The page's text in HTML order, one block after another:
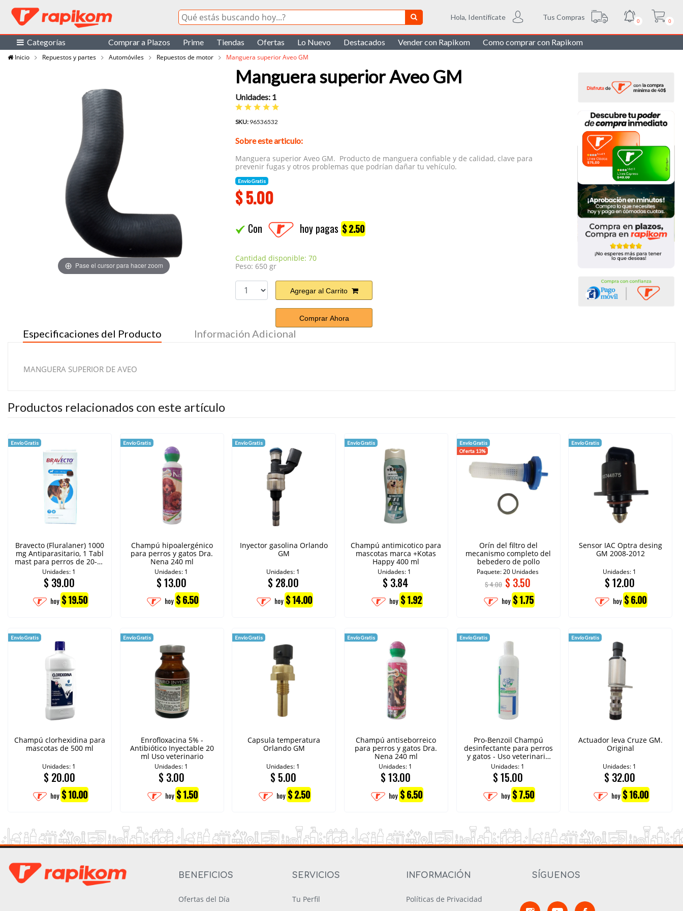
Hola, Identifícate Tus Compras 0 0
Categorías Comprar a Plazos Prime Tiendas Ofertas Lo Nuevo Destacados Vender con Rapikom Como comprar con Rapikom
Inicio Repuestos y partes Automóviles Repuestos de motor Manguera superior Aveo GM
Pase el cursor para hacer zoom
Manguera superior Aveo GM
Unidades: 1
SKU: 96536532
Sobre este articulo:
Manguera superior Aveo GM. Producto de manguera confiable y de calidad, clave para
prevenir fugas y otros problemas que podrían dañar tu vehículo.
Envío Gratis
$5.00
Con hoy pagas$ 2.50
Cantidad disponible: 70
Peso: 650 gr
Agregar al Carrito
Comprar Ahora
Especificaciones del Producto Información Adicional
MANGUERA SUPERIOR DE AVEO
Productos relacionados con este artículo
Envío Gratis
Bravecto (Fluralaner) 1000
mg Antiparasitario, 1 Tabl
mast para perros de 20-40
kg
Unidades: 1
$ 39.00
hoy $ 19.50
Envío Gratis
Champú clorhexidina para
mascotas de 500 ml
Unidades: 1
$ 20.00
hoy $ 10.00
Envío Gratis
Champú hipoalergénico
para perros y gatos Dra.
Nena 240 ml
Unidades: 1
$ 13.00
hoy $ 6.50
Envío Gratis
Enrofloxacina 5% -
Antibiótico Inyectable 20
ml Uso veterinario
Unidades: 1
$ 3.00
hoy $ 1.50
Envío Gratis
Inyector gasolina Orlando
GM
Unidades: 1
$ 28.00
hoy $ 14.00
Envío Gratis
Capsula temperatura
Orlando GM
Unidades: 1
$ 5.00
hoy $ 2.50
Envío Gratis
Champú antimicotico para
mascotas marca +Kotas
Happy 400 ml
Unidades: 1
$ 3.84
hoy $ 1.92
Envío Gratis
Champú antiseborreico
para perros y gatos Dra.
Nena 240 ml
Unidades: 1
$ 13.00
hoy $ 6.50
Envío Gratis
Oferta 13%
Orín del filtro del
mecanismo completo del
bebedero de pollo
Paquete: 20 Unidades
$ 4.00 $ 3.50
hoy $ 1.75
Envío Gratis
Pro-Benzoil Champú
desinfectante para perros
y gatos - Uso veterinario
360 ml
Unidades: 1
$ 15.00
hoy $ 7.50
Envío Gratis
Sensor IAC Optra desing
GM 2008-2012
Unidades: 1
$12.00
hoy $ 6.00
Envío Gratis
Actuador leva Cruze GM.
Original
Unidades: 1
$ 32.00
hoy $ 16.00
BENEFICIOS
Ofertas del Día
SERVICIOS
Tu Perfil
INFORMACIÓN
Políticas de Privacidad
SÍGUENOS